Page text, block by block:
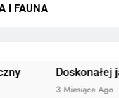
I FAUNA
Doskonałej jakości
3 Miesiące Ago